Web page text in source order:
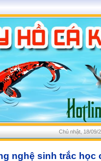
Chủ nhật, 18/09/
nghệ sinh trắc học